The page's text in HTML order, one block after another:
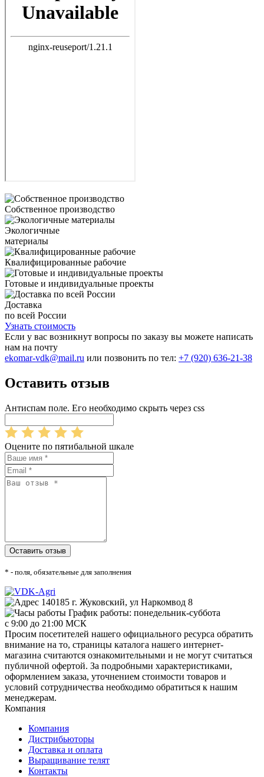
Собственное производство
Экологичные
материалы
Квалифицированные рабочие
Готовые и индивидуальные проекты
Доставка
по всей России
Узнать стоимость
Если у вас возникнут вопросы по заказу вы можете написать
нам на почту
ekomar-vdk@mail.ru или позвонить по тел: +7 (920) 636-21-38
Оставить отзыв
Антиспам поле. Его необходимо скрыть через css
Оцените по пятибальной шкале
* - поля, обязательные для заполнения
140185 г. Жуковский, ул Наркомвод 8
График работы: понедельник-суббота
с 9:00 до 21:00 МСК
Просим посетителей нашего официального ресурса обратить
внимание на то, страницы каталога нашего интернет-
магазина считаются ознакомительными и не могут считаться
публичной офертой. За подробными характеристиками,
оформлением заказа, уточнением стоимости товаров и
условий сотрудничества необходимо обратиться к нашим
менеджерам.
Компания
Компания
Дистрибьюторы
Доставка и оплата
Выращивание телят
Контакты